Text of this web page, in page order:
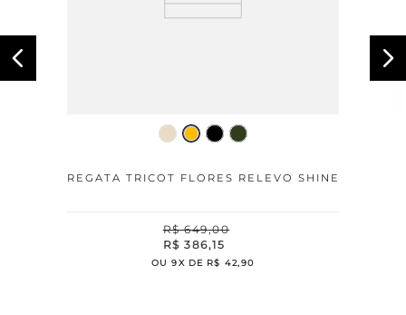
REGATA TRICOT FLORES RELEVO SHINE
R$ 649,00
R$ 386,15
OU9X DE R$ 42,90